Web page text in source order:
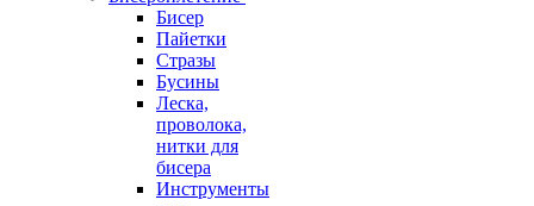
Бисер
Пайетки
Стразы
Бусины
Леска,
проволока,
нитки для
бисера
Инструменты